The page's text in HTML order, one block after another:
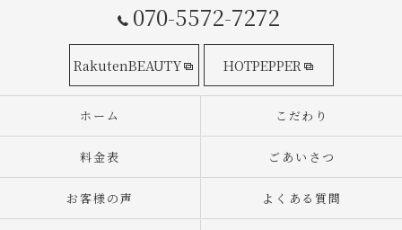
070-5572-7272
RakutenBEAUTY HOTPEPPER
ホーム こだわり
料金表 ごあいさつ
お客様の声 よくある質問